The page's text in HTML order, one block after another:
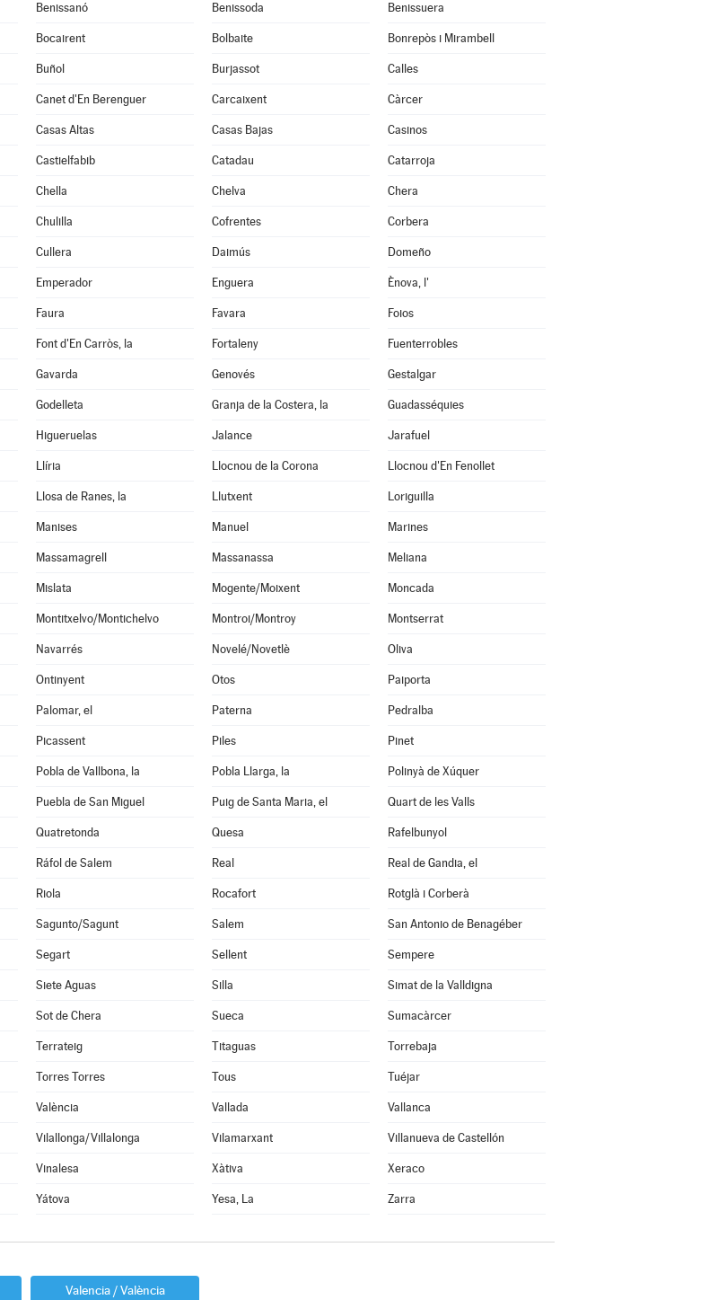
Benissanó Benissoda Benissuera
Bocairent Bolbaite Bonrepòs i Mirambell
Buñol Burjassot Calles
Canet d'En Berenguer Carcaixent Càrcer
Casas Altas Casas Bajas Casinos
Castielfabib Catadau Catarroja
Chella Chelva Chera
Chulilla Cofrentes Corbera
Cullera Daimús Domeño
Emperador Enguera Ènova, l'
Faura Favara Foios
Font d'En Carròs, la Fortaleny Fuenterrobles
Gavarda Genovés Gestalgar
Godelleta Granja de la Costera, la Guadasséquies
Higueruelas Jalance Jarafuel
Llíria Llocnou de la Corona Llocnou d'En Fenollet
Llosa de Ranes, la Llutxent Loriguilla
Manises Manuel Marines
Massamagrell Massanassa Meliana
Mislata Mogente/Moixent Moncada
Montitxelvo/Montichelvo Montroi/Montroy Montserrat
Navarrés Novelé/Novetlè Oliva
Ontinyent Otos Paiporta
Palomar, el Paterna Pedralba
Picassent Piles Pinet
Pobla de Vallbona, la Pobla Llarga, la Polinyà de Xúquer
Puebla de San Miguel Puig de Santa Maria, el Quart de les Valls
Quatretonda Quesa Rafelbunyol
Ráfol de Salem Real Real de Gandia, el
Riola Rocafort Rotglà i Corberà
Sagunto/Sagunt Salem San Antonio de Benagéber
Segart Sellent Sempere
Siete Aguas Silla Simat de la Valldigna
Sot de Chera Sueca Sumacàrcer
Terrateig Titaguas Torrebaja
Torres Torres Tous Tuéjar
València Vallada Vallanca
Vilallonga/Villalonga Vilamarxant Villanueva de Castellón
Vinalesa Xàtiva Xeraco
Yátova Yesa, La Zarra
Valencia / València